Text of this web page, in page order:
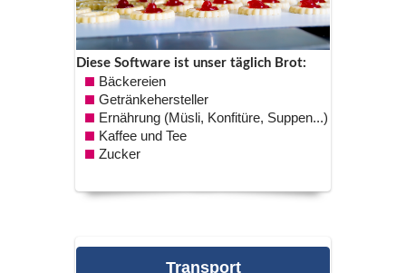
Diese Software ist unser täglich Brot:
Bäckereien
Getränkehersteller
Ernährung (Müsli, Konfitüre, Suppen...)
Kaffee und Tee
Zucker
transport